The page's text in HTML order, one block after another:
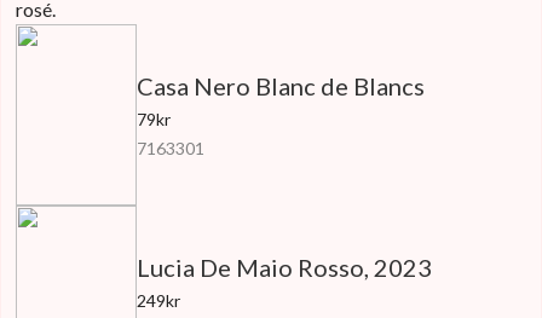
rosé.
Casa Nero Blanc de Blancs
79kr
7163301
Lucia De Maio Rosso, 2023
249kr